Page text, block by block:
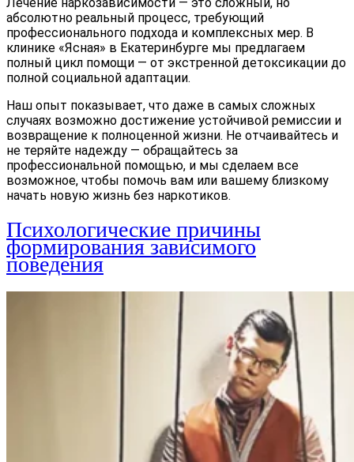
абсолютно реальный процесс, требующий
профессионального подхода и комплексных мер. В
клинике «Ясная» в Екатеринбурге мы предлагаем
полный цикл помощи — от экстренной детоксикации до
полной социальной адаптации.
Наш опыт показывает, что даже в самых сложных
случаях возможно достижение устойчивой ремиссии и
возвращение к полноценной жизни. Не отчаивайтесь и
не теряйте надежду — обращайтесь за
профессиональной помощью, и мы сделаем все
возможное, чтобы помочь вам или вашему близкому
начать новую жизнь без наркотиков.
Психологические причины
формирования зависимого
поведения